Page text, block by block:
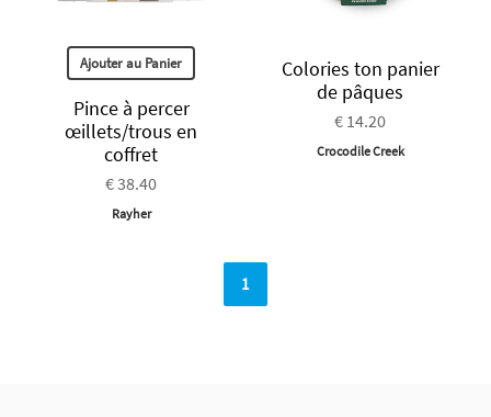
Ajouter au Panier
Pince à percer
œillets/trous en
coffret
€ 38.40
Rayher
Colories ton panier
de pâques
€ 14.20
Crocodile Creek
1